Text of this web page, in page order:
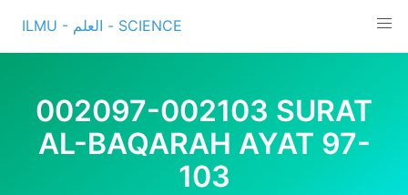
content
ILMU - العلم - SCIENCE
002097-002103 SURAT
AL-BAQARAH AYAT 97-
103